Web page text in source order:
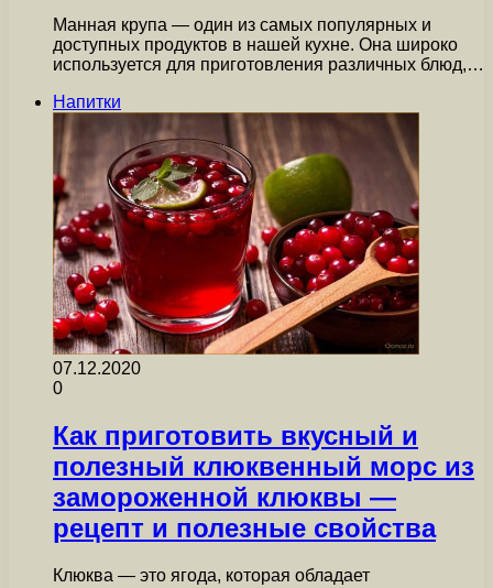
Манная крупа — один из самых популярных и
доступных продуктов в нашей кухне. Она широко
используется для приготовления различных блюд,…
Напитки
07.12.2020
0
Как приготовить вкусный и
полезный клюквенный морс из
замороженной клюквы —
рецепт и полезные свойства
Клюква — это ягода, которая обладает